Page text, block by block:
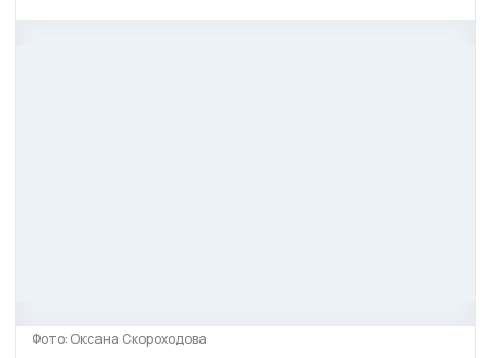
Фото: Оксана Скороходова